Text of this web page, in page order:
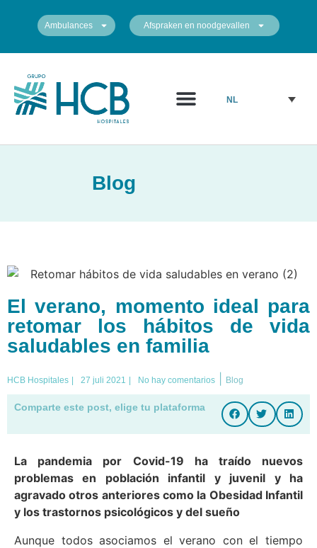
Ambulances Afspraken en noodgevallen
NL
Blog
El verano, momento ideal para
retomar los hábitos de vida
saludables en familia
HCB Hospitales | 27 juli 2021 | No hay comentarios Blog
Comparte este post, elige tu plataforma
La pandemia por Covid-19 ha traído nuevos
problemas en población infantil y juvenil y ha
agravado otros anteriores como la Obesidad Infantil
y los trastornos psicológicos y del sueño
Aunque todos asociamos el verano con el tiempo